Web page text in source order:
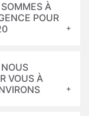
À
POUR
VOUS À